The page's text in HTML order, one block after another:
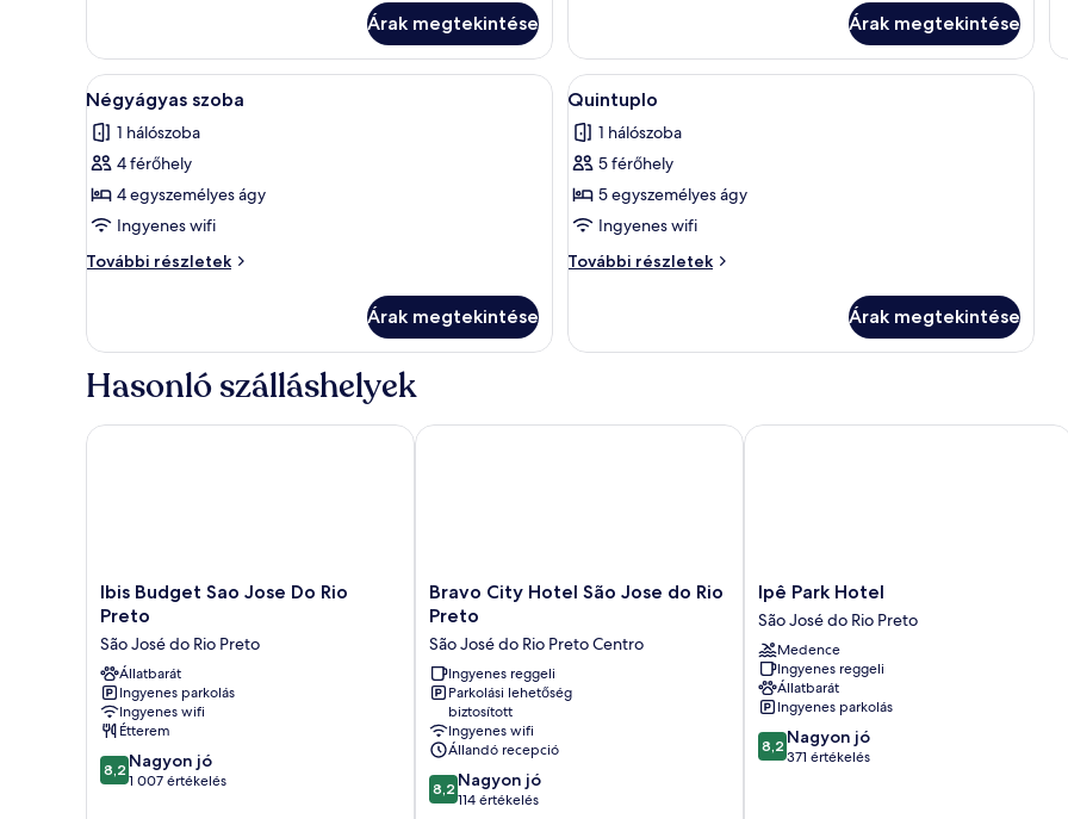
Árak megtekintése
részletei
Árak megtekintése
A
következő
szoba
összes
képének
megtekintése:
Négyágyas
szoba
5
Négyágyas szoba
1 hálószoba
4 férőhely
4 egyszemélyes ágy
Ingyenes wifi
További részletek
Négyágyas
Árak megtekintése
A
következő
szoba
összes
képének
megtekintése:
Quintuplo
5
Quintuplo
1 hálószoba
5 férőhely
5 egyszemélyes ágy
Ingyenes wifi
További részletek
Quintuplo
Árak megtekintése
Hasonló szálláshelyek
Ibis
Budget
Jose
Do
Rio
Preto
São
José
do
Ibis Budget Sao Jose Do Rio
Preto
São José do Rio Preto
Állatbarát
Ingyenes parkolás
Ingyenes wifi
Étterem
8.2
ennyiből:
8,2 Nagyon jó
1 007 értékelés
Ibis Budget Sao Jose Do Rio Preto
Bravo
City
São
Jose
do
Rio
Preto
São
José
do
Bravo City Hotel São Jose do Rio
Preto
São José do Rio Preto Centro
Ingyenes reggeli
Parkolási lehetőség
biztosított
Ingyenes wifi
Állandó recepció
8.2
ennyiből:
8,2 Nagyon jó
114 értékelés
Bravo City Hotel São Jose do Rio Preto
Ipê
Park
Hotel
São
José
do
Rio
Preto
Ipê Park Hotel
São José do Rio Preto
Medence
Ingyenes reggeli
Állatbarát
Ingyenes parkolás
8.2
ennyiből:
8,2 Nagyon jó
371 értékelés
Ipê Park Hotel